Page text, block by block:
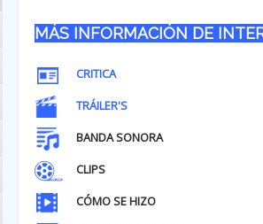
MÁS INFORMACIÓN DE
CRITICA
TRÁILER'S
BANDA SONORA
CLIPS
CÓMO SE HIZO